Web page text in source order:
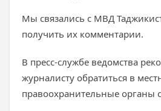
Мы связались с МВД
получить их комментарии.
В пресс-службе ведомства
журналисту обратиться в
правоохранительные органы